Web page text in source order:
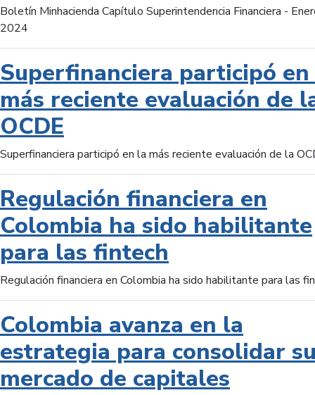
Boletín Minhacienda Capítulo Superintendencia Financiera -
2024
Superfinanciera participó
más reciente evaluación de
OCDE
Superfinanciera participó en la más reciente evaluación de la
Regulación financiera en
Colombia ha sido habilitante
para las fintech
Regulación financiera en Colombia ha sido habilitante para las
Colombia avanza en la
estrategia para consolidar
mercado de capitales